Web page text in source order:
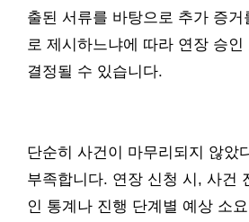
출된 서류를 바탕으로 추가 증
로 제시하느냐에 따라 연장 승
결정될 수 있습니다.
단순히 사건이 마무리되지 않았
부족합니다. 연장 신청 시, 사건
인 통계나 진행 단계별 예상 소